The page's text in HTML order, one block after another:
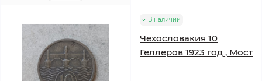
В наличии
Чехословакия 10
Геллеров 1923 год , Мост